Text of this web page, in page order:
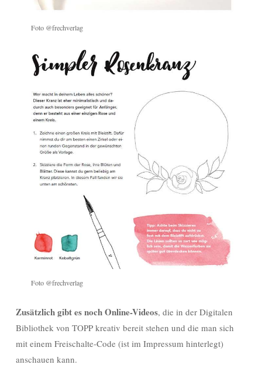
Foto @frechverlag
Foto @frechverlag
Zusätzlich gibt es noch Online-Videos, die in der Digitalen
Bibliothek von TOPP kreativ bereit stehen und die man sich
mit einem Freischalte-Code (ist im Impressum hinterlegt)
anschauen kann.